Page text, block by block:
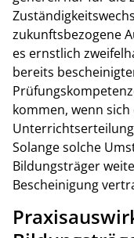
zukunftsbezogene
es ernstlich
bereits
kommen, wenn
Solange solche
Bildungsträger
Bescheinigung